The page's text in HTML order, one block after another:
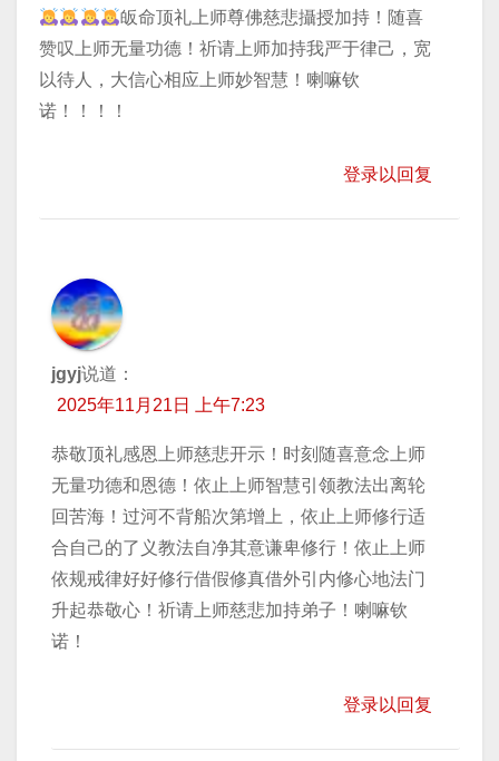
皈命顶礼上师尊佛慈悲攝授加持！随喜
赞叹上师无量功德！祈请上师加持我严于律己，宽
以待人，大信心相应上师妙智慧！喇嘛钦
诺！！！！
登录以回复
jgyj说道：
2025年11月21日 上午7:23
恭敬顶礼感恩上师慈悲开示！时刻随喜意念上师
无量功德和恩德！依止上师智慧引领教法出离轮
回苦海！过河不背船次第增上，依止上师修行适
合自己的了义教法自净其意谦卑修行！依止上师
依规戒律好好修行借假修真借外引内修心地法门
升起恭敬心！祈请上师慈悲加持弟子！喇嘛钦
诺！
登录以回复